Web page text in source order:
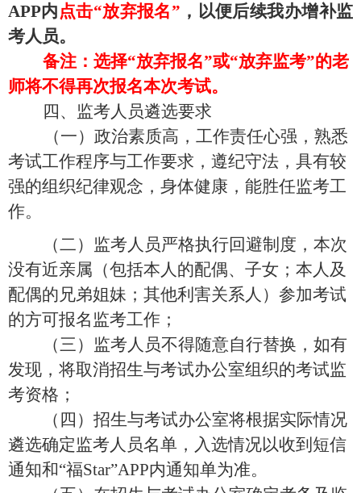
APP内 点击“放弃报名” ，以便后续我办增补监
考人员。
备注：选择“放弃报名”或“放弃监考”的老
师将不得再次报名本次考试。
四、监考人员遴选要求
（一） 政治素质高，工作责任心强，熟悉
考试工作程序与工作要求，遵纪守法，具有较
强的组织纪律观念，身体健康，能胜任监考工
作。
（二） 监考人员严格执行回避制度，本次
没有近亲属（包括本人的配偶、子女；本人及
配偶的兄弟姐妹；其他利害关系人）参加考试
的方可报名监考工作；
（三 ） 监考人员不得随意自行替换，如有
发现，将取消招生与考试办公室组织的考试监
考资格；
（ 四 ） 招生与考试办公室将根据实际情况
遴选确定监考人员名单 ， 入选情况以收到短信
通知和“福Star”APP内通知单为准。